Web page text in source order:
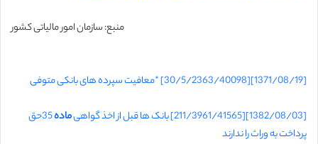
منبع: سازمان امور مالیاتی کشور
[1371/08/19][30/5/2363/40098] *معافیت سپرده های بانکی متوفی
[1382/08/03][211/3961/41565] بانک ها قبل از اخذ گواهی ماده
35حق
پرداخت به وراث را ندارند